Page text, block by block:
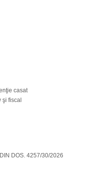
casat
fiscal
DOS. 4257/30/2026